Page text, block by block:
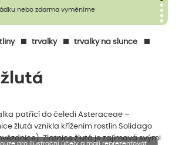
nebo zdarma vyměníme
trvalky
trvalky na slunce
patřící do čeledi Asteraceae –
žlutá vznikla křížením rostlin Solidago
Zlatnice žlutá je zajímavá svými